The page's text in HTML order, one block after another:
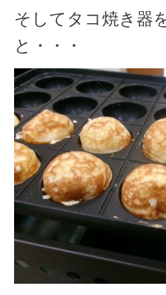
そしてタコ焼き器
と・・・